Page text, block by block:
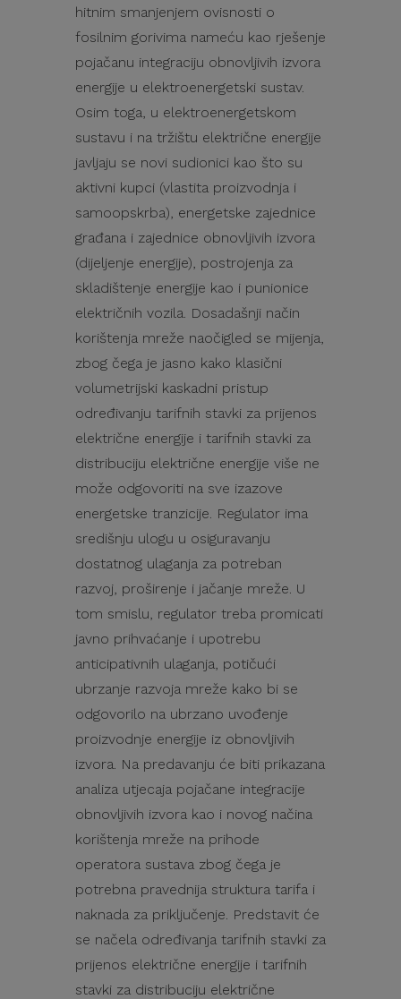
hitnim smanjenjem ovisnosti o
fosilnim gorivima nameću kao rješenje
pojačanu integraciju obnovljivih izvora
energije u elektroenergetski sustav.
Osim toga, u elektroenergetskom
sustavu i na tržištu električne energije
javljaju se novi sudionici kao što su
aktivni kupci (vlastita proizvodnja i
samoopskrba), energetske zajednice
građana i zajednice obnovljivih izvora
(dijeljenje energije), postrojenja za
skladištenje energije kao i punionice
električnih vozila. Dosadašnji način
korištenja mreže naočigled se mijenja,
zbog čega je jasno kako klasični
volumetrijski kaskadni pristup
određivanju tarifnih stavki za prijenos
električne energije i tarifnih stavki za
distribuciju električne energije više ne
može odgovoriti na sve izazove
energetske tranzicije. Regulator ima
središnju ulogu u osiguravanju
dostatnog ulaganja za potreban
razvoj, proširenje i jačanje mreže. U
tom smislu, regulator treba promicati
javno prihvaćanje i upotrebu
anticipativnih ulaganja, potičući
ubrzanje razvoja mreže kako bi se
odgovorilo na ubrzano uvođenje
proizvodnje energije iz obnovljivih
izvora. Na predavanju će biti prikazana
analiza utjecaja pojačane integracije
obnovljivih izvora kao i novog načina
korištenja mreže na prihode
operatora sustava zbog čega je
potrebna pravednija struktura tarifa i
naknada za priključenje. Predstavit će
se načela određivanja tarifnih stavki za
prijenos električne energije i tarifnih
stavki za distribuciju električne